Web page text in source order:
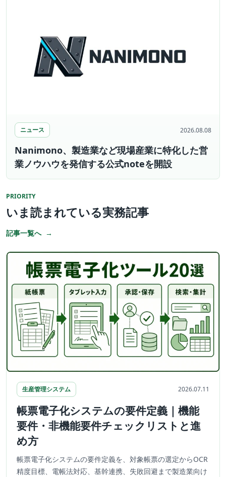
ニュース 2026.08.08
Nanimono、製造業など現場産業に特化した営
業ノウハウを発信する公式noteを開設
PRIORITY
いま読まれている実務記事
記事一覧へ
生産管理システム 2026.07.11
帳票電子化システムの要件定義｜機能
要件・非機能要件チェックリストと進
め方
帳票電子化システムの要件定義を、対象帳票の選定からOCR
精度目標、電帳法対応、基幹連携、失敗回避まで製造業向け